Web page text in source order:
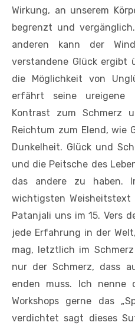
Wirkung, an unserem
begrenzt und
anderen kann der
verstandene Glück ergibt
die Möglichkeit von
erfährt seine ureigene
Kontrast zum Schmerz
Reichtum zum Elend, wie
Dunkelheit. Glück und
und die Peitsche des
das andere zu haben.
wichtigsten Weisheitstext
Patanjali uns im 15. Vers
jede Erfahrung in der
mag, letztlich im
nur der Schmerz, dass
enden muss. Ich nenne
Workshops gerne das
verdichtet sagt dieses